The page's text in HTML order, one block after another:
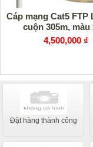
Cáp mạng Cat5 FTP
cuộn 305m, màu
4,500,000 ₫
Đặt hàng thành công